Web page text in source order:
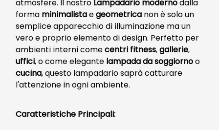
atmosfere. Il nostro Lampadario modernodalla
forma minimalistaegeometrica non è solo un
semplice apparecchio di illuminazione ma un
vero e proprio elemento di design. Perfetto per
ambienti interni comecentri fitness,gallerie,
uffici, o come elegante lampada da soggiornoo
cucina, questo lampadario saprà catturare
l'attenzione in ogni ambiente.
Caratteristiche Principali: